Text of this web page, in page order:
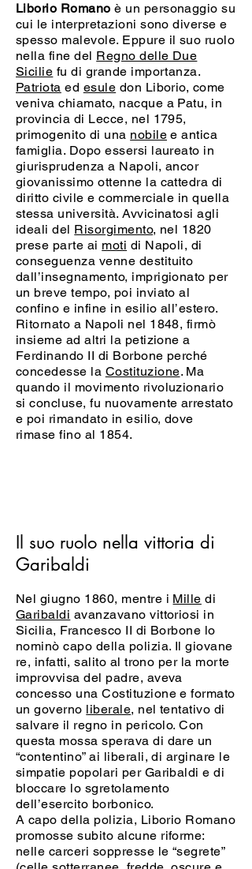
Liborio Romanoè un personaggio su
cui le interpretazioni sono diverse e
spesso malevole. Eppure il suo ruolo
nella fine del Regno delle Due
Sicilie fu di grande importanza.
Patriota ed esule don Liborio, come
veniva chiamato, nacque a Patu, in
provincia di Lecce, nel 1795,
primogenito di una nobile e antica
famiglia. Dopo essersi laureato in
giurisprudenza a Napoli, ancor
giovanissimo ottenne la cattedra di
diritto civile e commerciale in quella
stessa università. Avvicinatosi agli
ideali del Risorgimento, nel 1820
prese parte ai moti di Napoli, di
conseguenza venne destituito
dall’insegnamento, imprigionato per
un breve tempo, poi inviato al
confino e infine in esilio all’estero.
Ritornato a Napoli nel 1848, firmò
insieme ad altri la petizione a
Ferdinando II di Borbone perché
concedesse la Costituzione. Ma
quando il movimento rivoluzionario
si concluse, fu nuovamente arrestato
e poi rimandato in esilio, dove
rimase fino al 1854.
Il suo ruolo nella vittoria di
Garibaldi
Nel giugno 1860, mentre i Mille di
Garibaldi avanzavano vittoriosi in
Sicilia, Francesco II di Borbone lo
nominò capo della polizia. Il giovane
re, infatti, salito al trono per la morte
improvvisa del padre, aveva
concesso una Costituzione e formato
un governo liberale, nel tentativo di
salvare il regno in pericolo. Con
questa mossa sperava di dare un
“contentino” ai liberali, di arginare le
simpatie popolari per Garibaldi e di
bloccare lo sgretolamento
dell’esercito borbonico.
A capo della polizia, Liborio Romano
promosse subito alcune riforme:
nelle carceri soppresse le “segrete”